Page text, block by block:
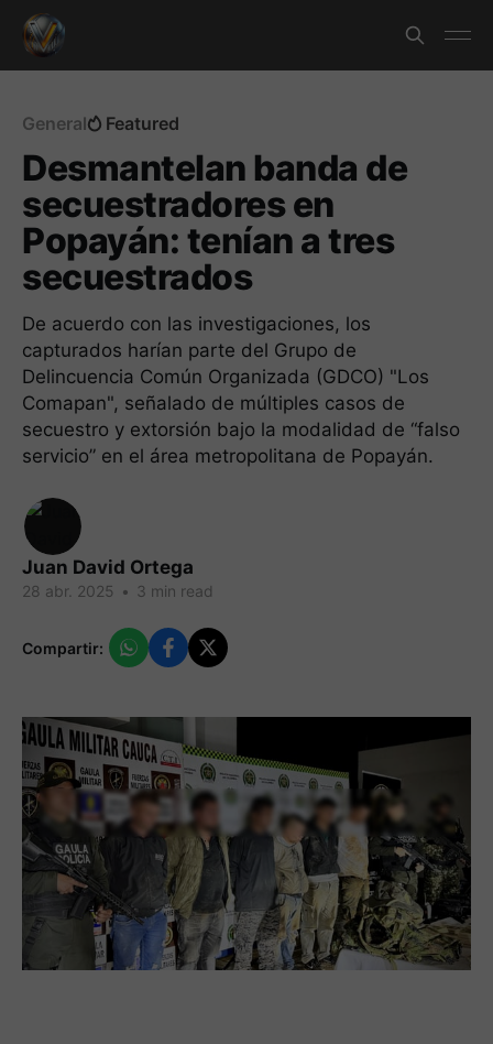
General Featured
Desmantelan banda de
secuestradores en
Popayán: tenían a tres
secuestrados
De acuerdo con las investigaciones, los
capturados harían parte del Grupo de
Delincuencia Común Organizada (GDCO) "Los
Comapan", señalado de múltiples casos de
secuestro y extorsión bajo la modalidad de “falso
servicio” en el área metropolitana de Popayán.
Juan David Ortega
28 abr. 2025 • 3 min read
Compartir: